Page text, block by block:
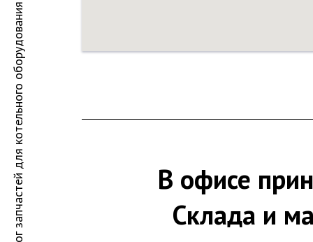
Каталог запчастей для котельного оборудования В офисе
Склада и